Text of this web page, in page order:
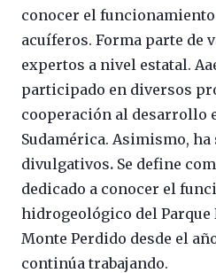
conocer el
acuíferos. Forma parte de
expertos a nivel estatal.
participado en diversos
cooperación al desarrollo
Sudamérica. Asimismo,
divulgativos. Se define
dedicado a conocer el
hidrogeológico del Parque
Monte Perdido desde el
continúa trabajando.